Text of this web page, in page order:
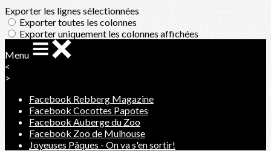
Exporter les lignes sélectionnées
Exporter toutes les colonnes
Exporter uniquement les colonnes affichées
Menu
<
>
Facebook Rebberg Magazine
Facebook Cocottes Papotes
Facebook Auberge du Zoo
Facebook Zoo de Mulhouse
Joyeuses Pâques - On va s'en sortir!